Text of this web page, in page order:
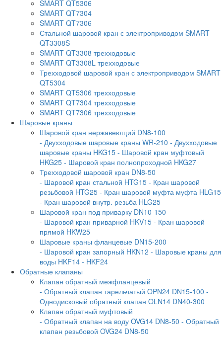
SMART QT5306
SMART QT7304
SMART QT7306
Стальной шаровой кран с электроприводом SMART
QT3308S
SMART QT3308 трехходовые
SMART QT3308L трехходовые
Трехходовой шаровой кран с электроприводом SMART
QT5304
SMART QT5306 трехходовые
SMART QT7304 трехходовые
SMART QT7306 трехходовые
Шаровые краны
Шаровой кран нержавеющий DN8-100
- Двухходовые шаровые краны WR-210 - Двухходовые
шаровые краны HKG15 - Шаровой кран муфтовый
HKG25 - Шаровой кран полнопроходной HKG27
Трехходовой шаровой кран DN8-50
- Шаровой кран стальной HTG15 - Кран шаровой
резьбовой HTG25 - Кран шаровой муфта муфта HLG15
- Кран шаровой внутр. резьба HLG25
Шаровой кран под приварку DN10-150
- Шаровой кран приварной HKV15 - Кран шаровой
прямой HKW25
Шаровые краны фланцевые DN15-200
- Шаровой кран запорный HKN12 - Шаровые краны для
воды HKF14 - HKF24
Обратные клапаны
Клапан обратный межфланцевый
- Обратный клапан тарельчатый OPN24 DN15-100 -
Однодисковый обратный клапан OLN14 DN40-300
Клапан обратный муфтовый
- Обратный клапан на воду OVG14 DN8-50 - Обратный
клапан резьбовой OVG24 DN8-50